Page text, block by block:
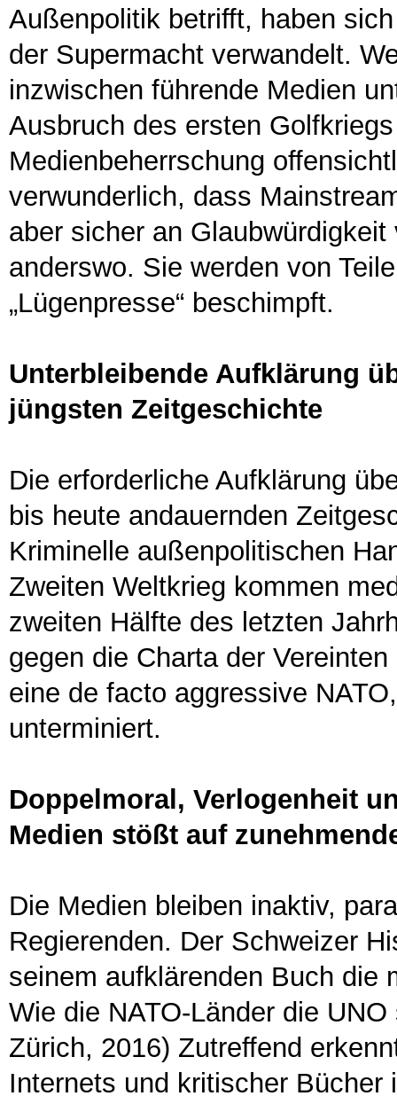
Außenpolitik betrifft, haben
der Supermacht verwandelt.
inzwischen führende Medien
Ausbruch des ersten
Medienbeherrschung
verwunderlich, dass
aber sicher an
anderswo. Sie werden von
„Lügenpresse“ beschimpft.
Unterbleibende Aufklärung
jüngsten Zeitgeschichte
Die erforderliche Aufklärung
bis heute andauernden
Kriminelle außenpolitischen
Zweiten Weltkrieg kommen
zweiten Hälfte des letzten
gegen die Charta der
eine de facto aggressive
unterminiert.
Doppelmoral, Verlogenheit
Medien stößt auf
Die Medien bleiben inaktiv,
Regierenden. Der Schweizer
seinem aufklärenden Buch die
Wie die NATO-Länder die
Zürich, 2016) Zutreffend
Internets und kritischer Bücher